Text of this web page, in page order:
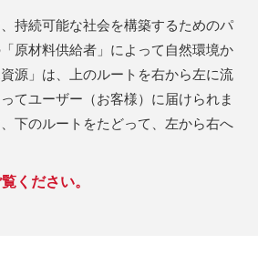
持続可能な社会を構築するためのパ
原材料供給者」によって自然環境か
源」は、上のルートを右から左に流
てユーザー（お客様）に届けられま
下のルートをたどって、左から右へ
ください。